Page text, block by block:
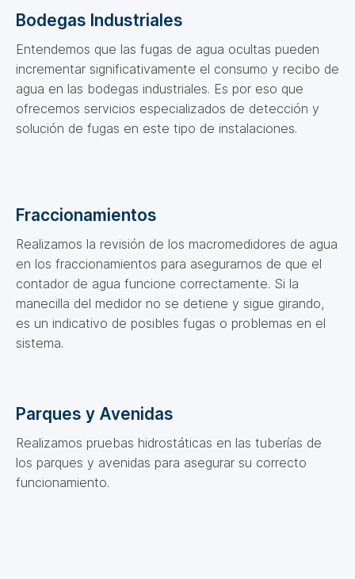
Bodegas Industriales
Entendemos que las fugas de agua ocultas pueden
incrementar significativamente el consumo y recibo de
agua en las bodegas industriales. Es por eso que
ofrecemos servicios especializados de detección y
solución de fugas en este tipo de instalaciones.
Fraccionamientos
Realizamos la revisión de los macromedidores de agua
en los fraccionamientos para asegurarnos de que el
contador de agua funcione correctamente. Si la
manecilla del medidor no se detiene y sigue girando,
es un indicativo de posibles fugas o problemas en el
sistema.
Parques y Avenidas
Realizamos pruebas hidrostáticas en las tuberías de
los parques y avenidas para asegurar su correcto
funcionamiento.